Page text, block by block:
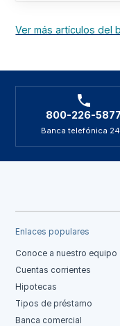
Ver más artículos del
800-226-5877
Banca telefónica
Enlaces populares
Conoce a nuestro equipo
Cuentas corrientes
Hipotecas
Tipos de préstamo
Banca comercial